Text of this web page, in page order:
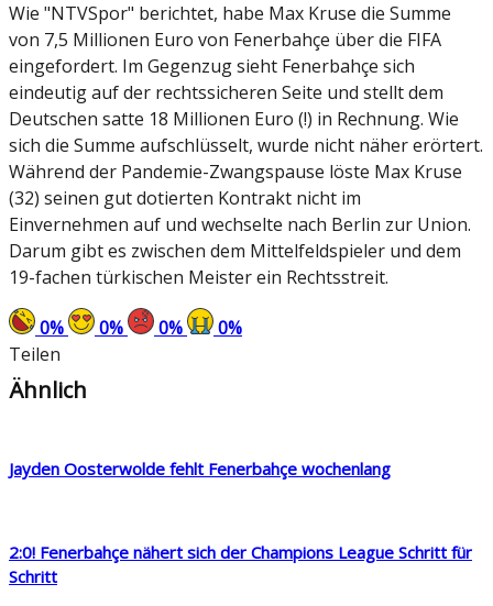
Wie "NTVSpor" berichtet, habe Max Kruse die Summe
von 7,5 Millionen Euro von Fenerbahçe über die FIFA
eingefordert. Im Gegenzug sieht Fenerbahçe sich
eindeutig auf der rechtssicheren Seite und stellt dem
Deutschen satte 18 Millionen Euro (!) in Rechnung. Wie
sich die Summe aufschlüsselt, wurde nicht näher erörtert.
Während der Pandemie-Zwangspause löste Max Kruse
(32) seinen gut dotierten Kontrakt nicht im
Einvernehmen auf und wechselte nach Berlin zur Union.
Darum gibt es zwischen dem Mittelfeldspieler und dem
19-fachen türkischen Meister ein Rechtsstreit.
0% 0% 0% 0%
Teilen
Ähnlich
Jayden Oosterwolde fehlt Fenerbahçe wochenlang
2:0! Fenerbahçe nähert sich der Champions League Schritt für
Schritt